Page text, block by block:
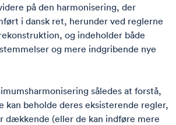
på den harmonisering, der
i dansk ret, herunder ved reglerne
og indeholder både
og mere indgribende nye
således at forstå,
kan beholde deres eksisterende regler,
dækkende (eller de kan indføre mere